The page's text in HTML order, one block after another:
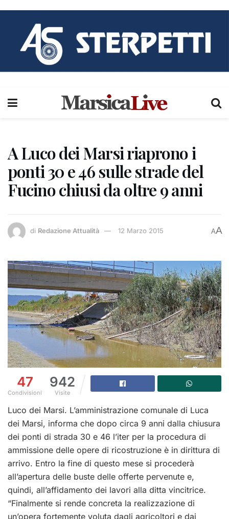
A Luco dei Marsi riaprono i
ponti 30 e 46 sulle strade del
Fucino chiusi da oltre 9 anni
di Redazione Attualità 12 Marzo 2015 AA
47
Condivisioni
942
Visite
Luco dei Marsi. L’amministrazione comunale di Luca
dei Marsi, informa che dopo circa 9 anni dalla chiusura
dei ponti di strada 30 e 46 l’iter per la procedura di
ammissione delle opere di ricostruzione è in dirittura di
arrivo. Entro la fine di questo mese si procederà
all’apertura delle buste delle offerte pervenute e,
quindi, all’affidamento dei lavori alla ditta vincitrice.
“Finalmente si rende concreta la realizzazione di
un’opera fortemente voluta dagli agricoltori e dai